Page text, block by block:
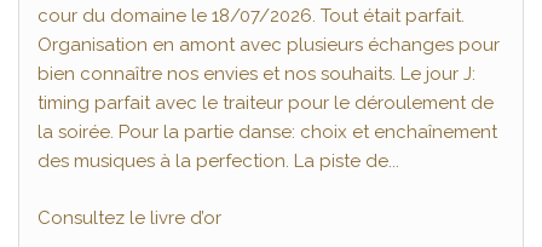
cour du domaine le 18/07/2026. Tout était parfait.
Organisation en amont avec plusieurs échanges pour
bien connaître nos envies et nos souhaits. Le jour J:
timing parfait avec le traiteur pour le déroulement de
la soirée. Pour la partie danse: choix et enchaînement
des musiques à la perfection. La piste de...
Consultez le livre d’or